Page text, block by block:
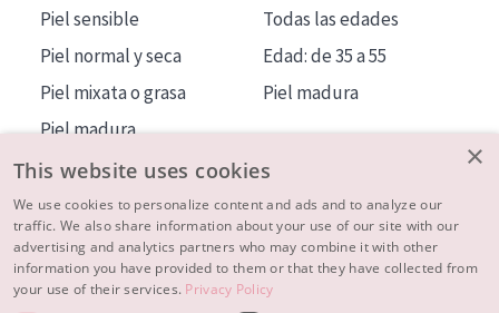
Piel sensible
Piel normal y seca
Piel mixata o grasa
Piel madura
Piel expuesta al sol
Piel menopáusica
Todas las edades
Edad: de 35 a 55
Piel madura
MÁS SOBRE NOSOTROS
INSPIRACIÓN
×
This website uses cookies
We use cookies to personalize content and ads and to analyze our
traffic. We also share information about your use of our site with our
advertising and analytics partners who may combine it with other
information you have provided to them or that they have collected from
your use of their services. Privacy Policy